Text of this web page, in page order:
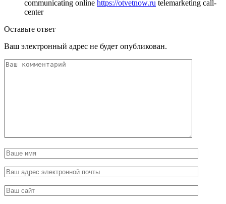
communicating online https://otvetnow.ru telemarketing call-
center
Оставьте ответ
Ваш электронный адрес не будет опубликован.